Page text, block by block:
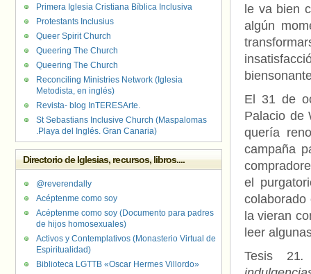
le va bien
algún
El 31 de
Palacio de
quería
campaña
el
colaborado
la vieran
leer
Tesis 21.
Primera Iglesia Cristiana Bíblica Inclusiva
Protestants Inclusius
Queer Spirit Church
Queering The Church
Queering The Church
Reconciling Ministries Network (Iglesia
Metodista, en inglés)
Revista- blog InTERESArte.
St Sebastians Inclusive Church (Maspalomas
.Playa del Inglés. Gran Canaria)
Directorio de Iglesias, recursos, libros....
@reverendally
Acéptenme como soy
Acéptenme como soy (Documento para padres
de hijos homosexuales)
Activos y Contemplativos (Monasterio Virtual de
Espiritualidad)
Biblioteca LGTTB «Oscar Hermes Villordo»